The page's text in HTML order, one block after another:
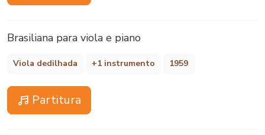
Brasiliana para viola e piano
Viola dedilhada +1 instrumento 1959
Partitura